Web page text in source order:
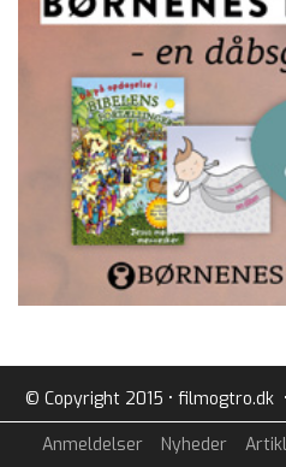
© Copyright 2015 • filmogtro.dk •
Anmeldelser Nyheder